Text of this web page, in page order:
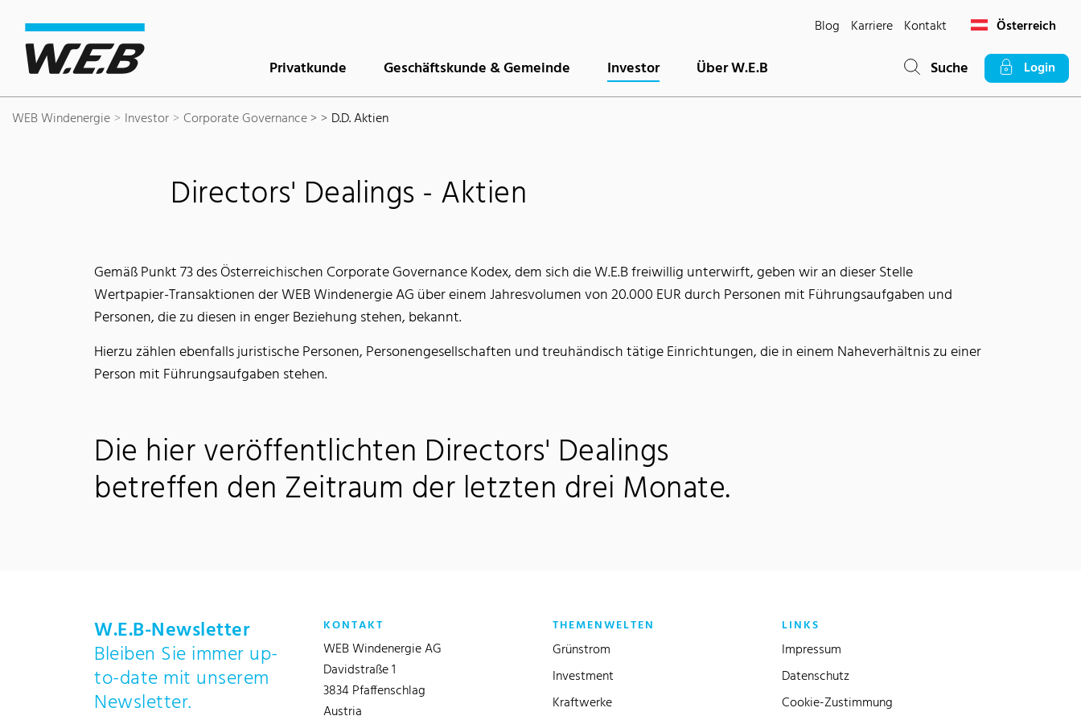
Blog Karriere Kontakt Österreich
Privatkunde Geschäftskunde & Gemeinde Investor Über W.E.B Suche Login
WEB Windenergie Investor Corporate Governance > D.D. Aktien
Directors' Dealings - Aktien
Gemäß Punkt 73 des Österreichischen Corporate Governance Kodex, dem sich die W.E.B freiwillig unterwirft, geben wir an dieser Stelle
Wertpapier-Transaktionen der WEB Windenergie AG über einem Jahresvolumen von 20.000 EUR durch Personen mit Führungsaufgaben und
Personen, die zu diesen in enger Beziehung stehen, bekannt.
Hierzu zählen ebenfalls juristische Personen, Personengesellschaften und treuhändisch tätige Einrichtungen, die in einem Naheverhältnis zu einer
Person mit Führungsaufgaben stehen.
Die hier veröffentlichten Directors' Dealings
betreffen den Zeitraum der letzten drei Monate.
W.E.B-Newsletter
Bleiben Sie immer up-
to-date mit unserem
Newsletter.
KONTAKT
WEB Windenergie AG
Davidstraße 1
3834 Pfaffenschlag
Austria
THEMENWELTEN
Grünstrom
Investment
Kraftwerke
LINKS
Impressum
Datenschutz
Cookie-Zustimmung